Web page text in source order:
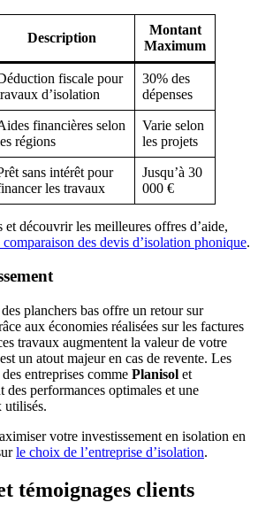
Description
Montant
Maximum
fiscale pour
d’isolation
30% des
dépenses
financières selon
régions
Varie selon
les projets
sans intérêt pour
les travaux
Jusqu’à 30
000 €
et découvrir les meilleures offres d’aide,
comparaison des devis d’isolation phonique.
planchers bas offre un retour sur
aux économies réalisées sur les factures
travaux augmentent la valeur de votre
un atout majeur en cas de revente. Les
entreprises comme Planisol et
des performances optimales et une
utilisés.
votre investissement en isolation en
le choix de l’entreprise d’isolation.
témoignages clients